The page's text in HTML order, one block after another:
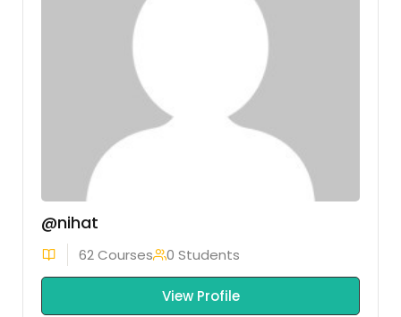
@nihat
62 Courses 0 Students
View Profile